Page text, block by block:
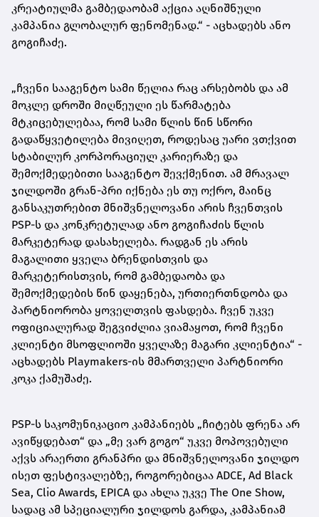
კრეატიულმა გამბედაობამ აქცია აღნიშნული
კამპანია გლობალურ ფენომენად.“ - აცხადებს ანო
გოგიჩაძე.
„ჩვენი სააგენტო სამი წელია რაც არსებობს და ამ
მოკლე დროში მიღწეული ეს წარმატება
მტკიცებულებაა, რომ სამი წლის წინ სწორი
გადაწყვეტილება მივიღეთ, როდესაც უარი ვთქვით
სტაბილურ კორპორაციულ კარიერაზე და
შემოქმედებითი სააგენტო შევქმენით. ამ მრავალ
ჯილდოში გრან-პრი იქნება ეს თუ ოქრო, მაინც
განსაკუთრებით მნიშვნელოვანი არის ჩვენთვის
PSP-ს და კონკრეტულად ანო გოგიჩაძის წლის
მარკეტერად დასახელება. რადგან ეს არის
მაგალითი ყველა ბრენდისთვის და
მარკეტერისთვის, რომ გამბედაობა და
შემოქმედების წინ დაყენება, ურთიერთნდობა და
პარტნიორობა ყოველთვის ფასდება. ჩვენ უკვე
ოფიციალურად შეგვიძლია ვიამაყოთ, რომ ჩვენი
კლიენტი მსოფლიოში ყველაზე მაგარი კლიენტია“ -
აცხადებს Playmakers-ის მმართველი პარტნიორი
კოკა ქამუშაძე.
PSP-ს საკომუნიკაციო კამპანიებს „ჩიტებს ფრენა არ
ავიწყდებათ“ და „მე ვარ გოგო“ უკვე მოპოვებული
აქვს არაერთი გრანპრი და მნიშვნელოვანი ჯილდო
ისეთ ფესტივალებზე, როგორებიცაა ADCE, Ad Black
Sea, Clio Awards, EPICA და ახლა უკვე The One Show,
სადაც ამ სპეციალური ჯილდოს გარდა, კამპანიამ